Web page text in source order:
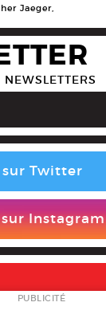
Jaeger,
sur Twitter
Instagram
PUBLICITÉ